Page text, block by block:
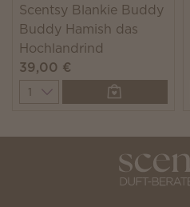
Scentsy Blankie Buddy
Buddy Hamish das
Hochlandrind
39,00 €
Quantity